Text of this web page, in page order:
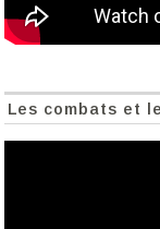
Les combats et